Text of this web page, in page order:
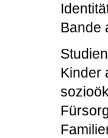
Bande
Kinder